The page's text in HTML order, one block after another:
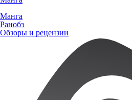
Манга
Ранобэ
Обзоры и рецензии